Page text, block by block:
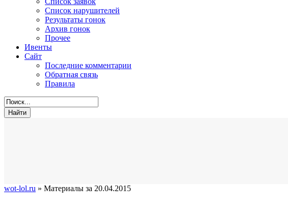
Список нарушителей
Результаты гонок
Архив гонок
Прочее
Ивенты
Сайт
Последние комментарии
Обратная связь
Правила
wot-lol.ru » Материалы за 20.04.2015